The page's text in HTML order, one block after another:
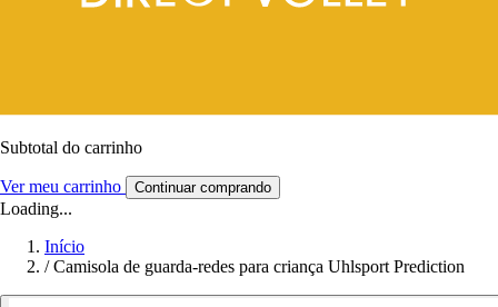
Subtotal do carrinho
Ver meu carrinho Continuar comprando
Loading...
Início
/ Camisola de guarda-redes para criança Uhlsport Prediction